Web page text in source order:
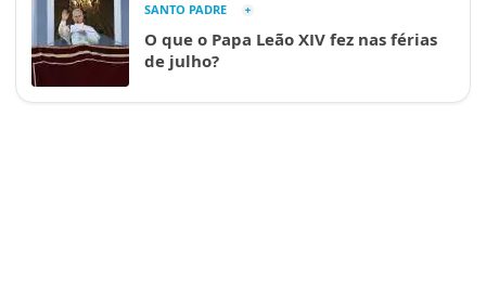
SANTO PADRE
O que o Papa Leão XIV fez nas férias
de julho?